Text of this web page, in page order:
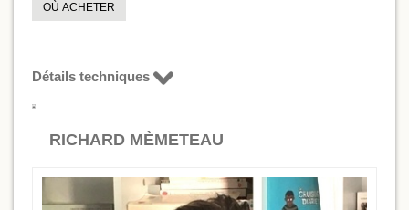
OÙ ACHETER
Détails techniques
RICHARD MÈMETEAU